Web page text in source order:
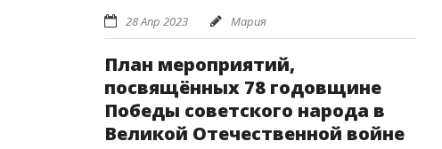
28 Апр 2023 Мария
План мероприятий,
посвящённых 78 годовщине
Победы советского народа в
Великой Отечественной войне